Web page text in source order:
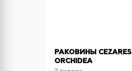
РАКОВИНЫ CEZARES
ORCHIDEA